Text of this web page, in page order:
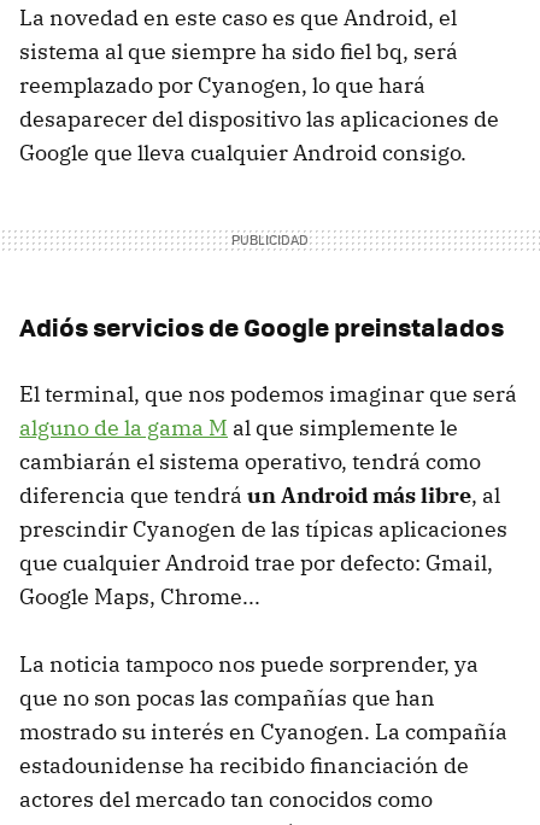
La novedad en este caso es que Android, el
sistema al que siempre ha sido fiel bq, será
reemplazado por Cyanogen, lo que hará
desaparecer del dispositivo las aplicaciones de
Google que lleva cualquier Android consigo.
Adiós servicios de Google preinstalados
El terminal, que nos podemos imaginar que será
alguno de la gama M al que simplemente le
cambiarán el sistema operativo, tendrá como
diferencia que tendrá un Android más libre, al
prescindir Cyanogen de las típicas aplicaciones
que cualquier Android trae por defecto: Gmail,
Google Maps, Chrome...
La noticia tampoco nos puede sorprender, ya
que no son pocas las compañías que han
mostrado su interés en Cyanogen. La compañía
estadounidense ha recibido financiación de
actores del mercado tan conocidos como